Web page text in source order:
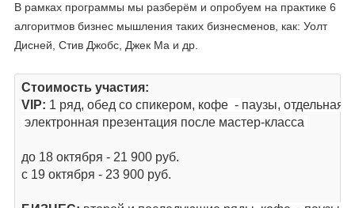
В рамках программы мы разберём и опробуем на практике 6
алгоритмов бизнес мышления таких бизнесменов, как: Уолт
Дисней, Стив Джобс, Джек Ма и др.
VIP: 1 ряд, обед со спикером, кофе - паузы, отдельная
до 18 октября - 21 900 руб.
с 19 октября - 23 900 руб.